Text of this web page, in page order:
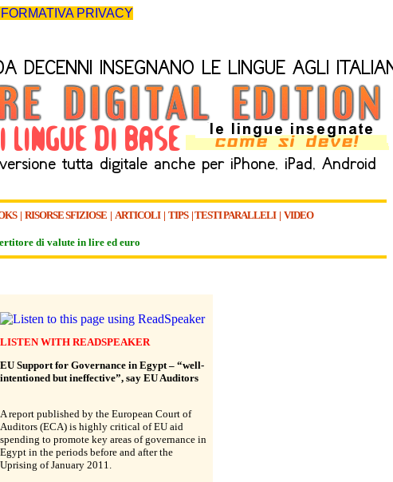
PRIVACY
| RISORSE SFIZIOSE | ARTICOLI| TIPS|TESTI PARALLELI| VIDEO
di valute in lire ed euro
LISTEN WITH READSPEAKER
EU Support for Governance in Egypt – “well-
intentioned but ineffective”, say EU Auditors
A report published by the European Court of
Auditors (ECA) is highly critical of EU aid
spending to promote key areas of governance in
Egypt in the periods before and after the
Uprising of January 2011.